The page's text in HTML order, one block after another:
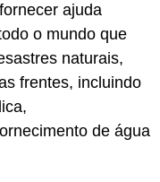
ajuda
o mundo que
naturais,
frentes, incluindo
de água